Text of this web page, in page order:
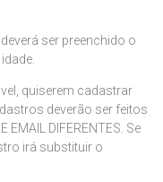
ser preenchido o
quiserem cadastrar
deverão ser feitos
EMAIL DIFERENTES. Se
irá substituir o